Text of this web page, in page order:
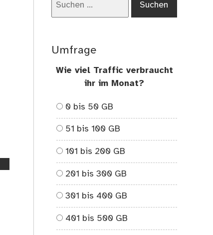
Haireinspaziert
Umfrage
Wie viel Traffic verbraucht
ihr im Monat?
0 bis 50 GB
51 bis 100 GB
101 bis 200 GB
201 bis 300 GB
301 bis 400 GB
401 bis 500 GB